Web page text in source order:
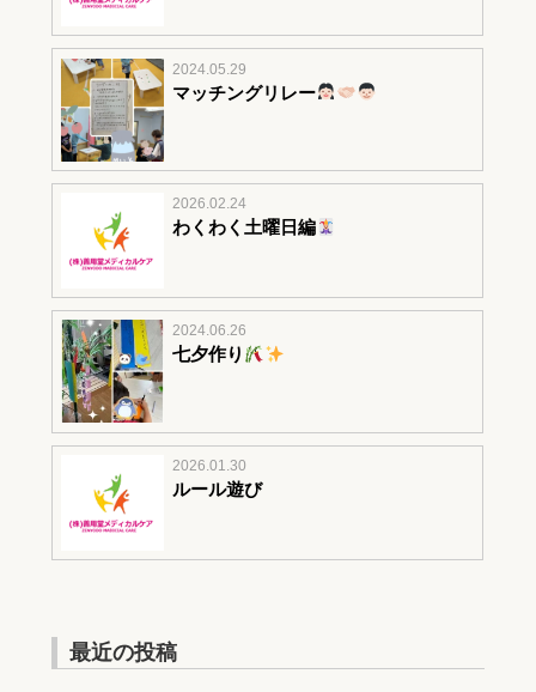
2024.05.29
マッチングリレー
2026.02.24
わくわく土曜日編
2024.06.26
七夕作り
2026.01.30
ルール遊び
最近の投稿